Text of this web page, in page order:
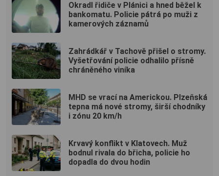
Okradl řidiče v Plánici a hned běžel k
bankomatu. Policie pátrá po muži z
kamerových záznamů
Zahrádkář v Tachově přišel o stromy.
Vyšetřování policie odhalilo přísně
chráněného viníka
MHD se vrací na Americkou. Plzeňská
tepna má nové stromy, širší chodníky
i zónu 20 km/h
Krvavý konflikt v Klatovech. Muž
bodnul rivala do břicha, policie ho
dopadla do dvou hodin